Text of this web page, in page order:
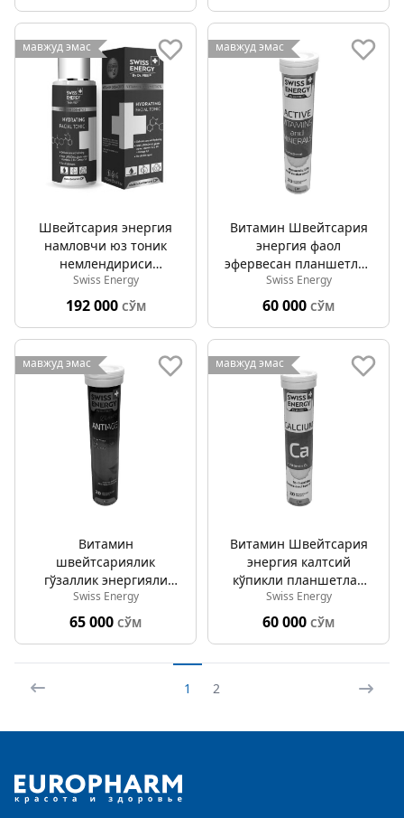
мавжуд эмас
Швейтсария энергия
намловчи юз тоник
немлендириcи
липосомал сув билан
100мл
Swiss Energy
192 000 СЎМ
мавжуд эмас
Витамин Швейтсария
энергия фаол
эфервесан планшетлар
№20
Swiss Energy
60 000 СЎМ
мавжуд эмас
Витамин
швейтсариялик
гўзаллик энергияли
қаришга қарши
кўпикли планшетлар
Swiss Energy
65 000 СЎМ
мавжуд эмас
Витамин Швейтсария
энергия калтсий
кўпикли планшетлар
№20
Swiss Energy
60 000 СЎМ
1 2